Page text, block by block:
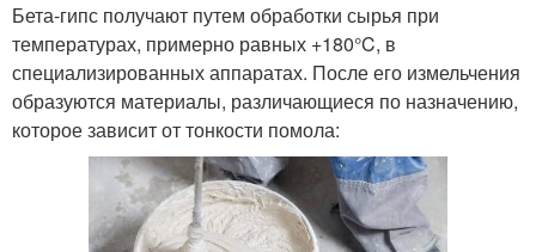
Бета-гипс получают путем обработки сырья при
температурах, примерно равных +180°C, в
специализированных аппаратах. После его измельчения
образуются материалы, различающиеся по назначению,
которое зависит от тонкости помола: